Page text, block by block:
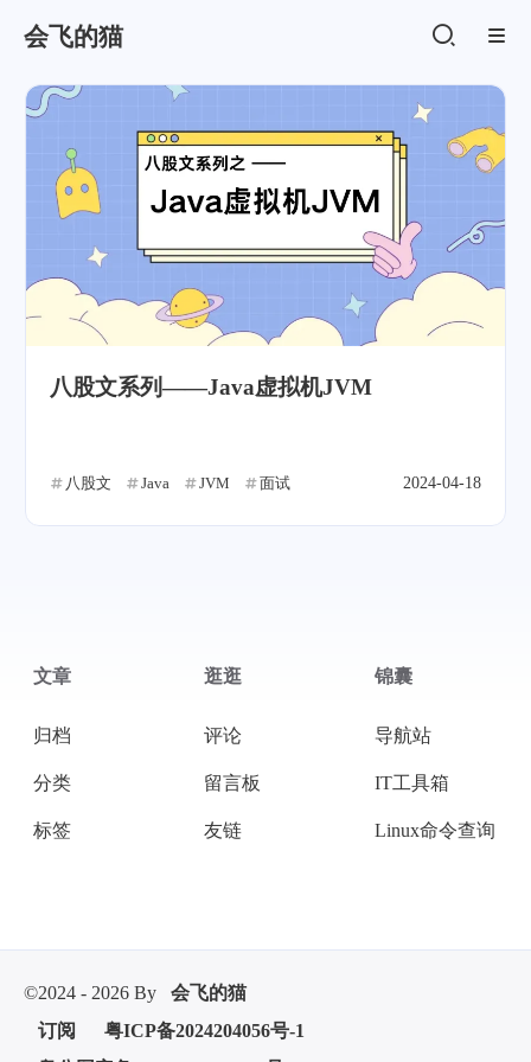
会飞的猫
八股文系列——Java虚拟机JVM
八股文 Java JVM 面试 2024-04-18
文章
归档
分类
标签
逛逛
评论
留言板
友链
锦囊
导航站
IT工具箱
Linux命令查询
©2024 - 2026 By
会飞的猫
订阅
粤ICP备2024204056号-1